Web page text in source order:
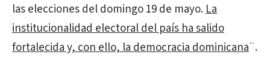
las elecciones del domingo 19 de mayo.La
institucionalidad electoral del país ha salido
fortalecida y, con ello, la democracia dominicana¨.